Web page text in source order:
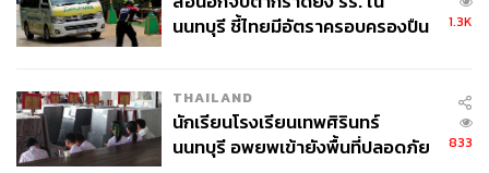
นนทบุรี ชี้ไทยมีอัตราครอบครองปืน
1.3K
THAILAND
นักเรียนโรงเรียนเทพศิรินทร์
นนทบุรี อพยพเข้ายังพื้นที่ปลอดภัย
833